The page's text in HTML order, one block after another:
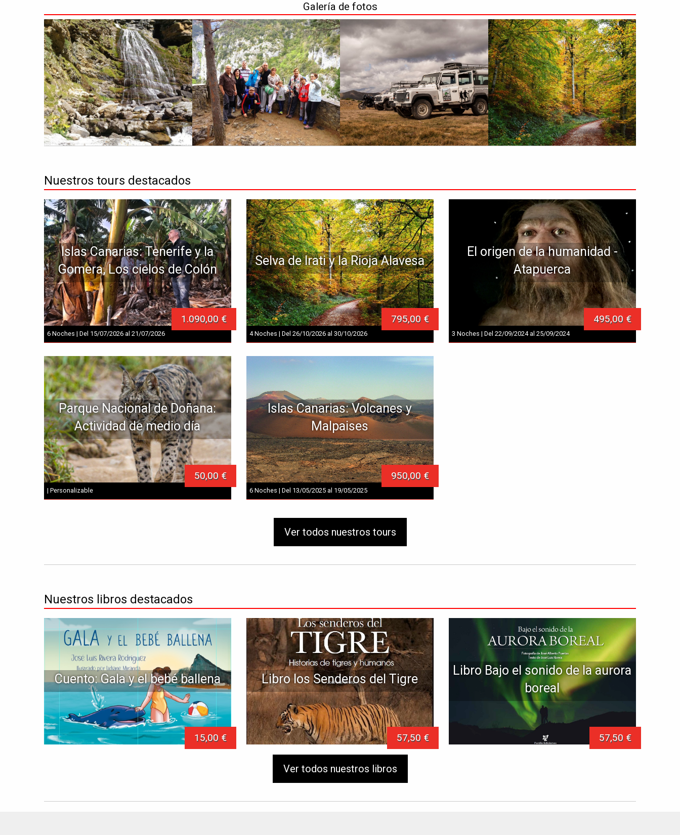
Galería de fotos
Nuestros tours destacados
Islas Canarias: Tenerife y la
Gomera, Los cielos de Colón
1.090,00 €
6 Noches | Del 15/07/2026 al 21/07/2026
Selva de Irati y la Rioja Alavesa
795,00 €
4 Noches | Del 26/10/2026 al 30/10/2026
El origen de la humanidad -
Atapuerca
495,00 €
3 Noches | Del 22/09/2024 al 25/09/2024
Parque Nacional de Doñana:
Actividad de medio día
50,00 €
| Personalizable
Islas Canarias: Volcanes y
Malpaises
950,00 €
6 Noches | Del 13/05/2025 al 19/05/2025
Ver todos nuestros tours
Nuestros libros destacados
Cuento: Gala y el bebé ballena
15,00 €
Libro los Senderos del Tigre
57,50 €
Libro Bajo el sonido de la aurora
boreal
57,50 €
Ver todos nuestros libros